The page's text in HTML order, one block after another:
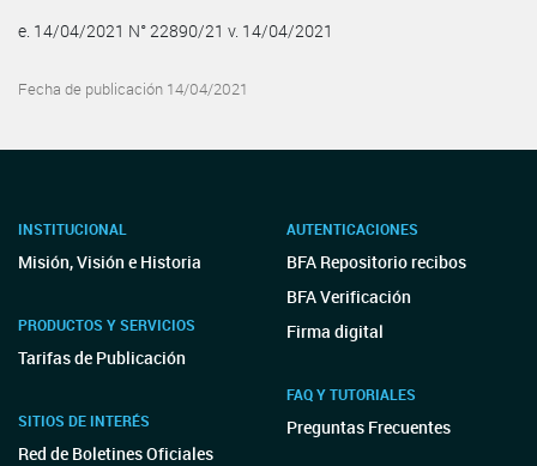
e. 14/04/2021 N° 22890/21 v. 14/04/2021
Fecha de publicación 14/04/2021
INSTITUCIONAL
Misión, Visión e Historia
PRODUCTOS Y SERVICIOS
Tarifas de Publicación
SITIOS DE INTERÉS
Red de Boletines Oficiales
AUTENTICACIONES
BFA Repositorio recibos
BFA Verificación
Firma digital
FAQ Y TUTORIALES
Preguntas Frecuentes